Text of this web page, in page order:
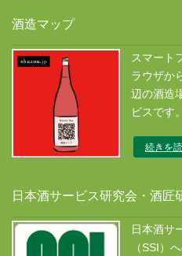
酒造マップ
スマート
ラウザか
辺の酒造
ビスです。
続きを
日本酒サービス研究会・酒匠
日本酒サ
（SSI）